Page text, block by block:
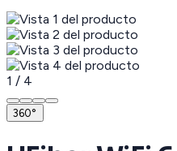
1 / 4
360°